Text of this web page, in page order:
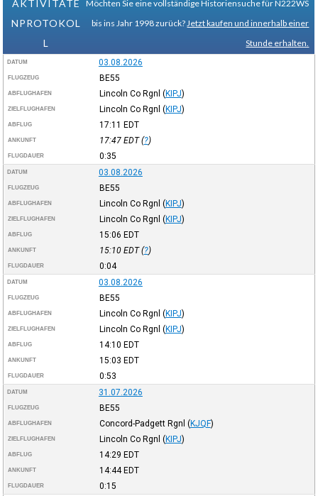
AKTIVITÄTE
NPROTOKOL
L
Möchten Sie eine vollständige Historiensuche für N222WS
bis ins Jahr 1998 zurück? Jetzt kaufen und innerhalb einer
Stunde erhalten.
DATUM 03.08.2026
FLUGZEUG BE55
ABFLUGHAFEN Lincoln Co Rgnl (KIPJ)
ZIELFLUGHAFEN Lincoln Co Rgnl (KIPJ)
ABFLUG 17:11 EDT
ANKUNFT 17:47 EDT(?)
FLUGDAUER 0:35
DATUM 03.08.2026
FLUGZEUG BE55
ABFLUGHAFEN Lincoln Co Rgnl (KIPJ)
ZIELFLUGHAFEN Lincoln Co Rgnl (KIPJ)
ABFLUG 15:06 EDT
ANKUNFT 15:10 EDT(?)
FLUGDAUER 0:04
DATUM 03.08.2026
FLUGZEUG BE55
ABFLUGHAFEN Lincoln Co Rgnl (KIPJ)
ZIELFLUGHAFEN Lincoln Co Rgnl (KIPJ)
ABFLUG 14:10 EDT
ANKUNFT 15:03 EDT
FLUGDAUER 0:53
DATUM 31.07.2026
FLUGZEUG BE55
ABFLUGHAFEN Concord-Padgett Rgnl (KJQF)
ZIELFLUGHAFEN Lincoln Co Rgnl (KIPJ)
ABFLUG 14:29 EDT
ANKUNFT 14:44EDT
FLUGDAUER 0:15